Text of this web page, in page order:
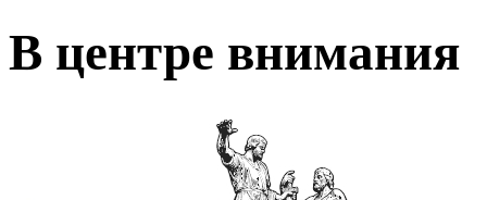
В центре внимания